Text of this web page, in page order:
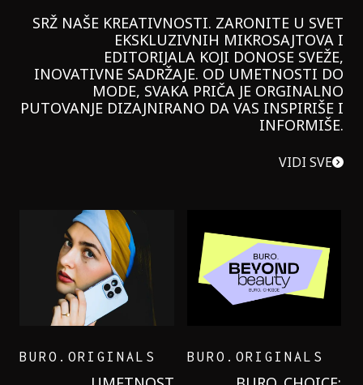
SRŽ NAŠE KREATIVNOSTI. ZARONITE U SVET
EKSKLUZIVNIH MIKROSAJTOVA I
EDITORIJALA KOJI DONOSE SVEŽE,
INOVATIVNE SADRŽAJE. OD UMETNOSTI DO
MODE, SVAKA PRIČA JE ORGINALNO
PUTOVANJE DIZAJNIRANO DA VAS INSPIRIŠE I
INFORMIŠE.
VIDI SVE